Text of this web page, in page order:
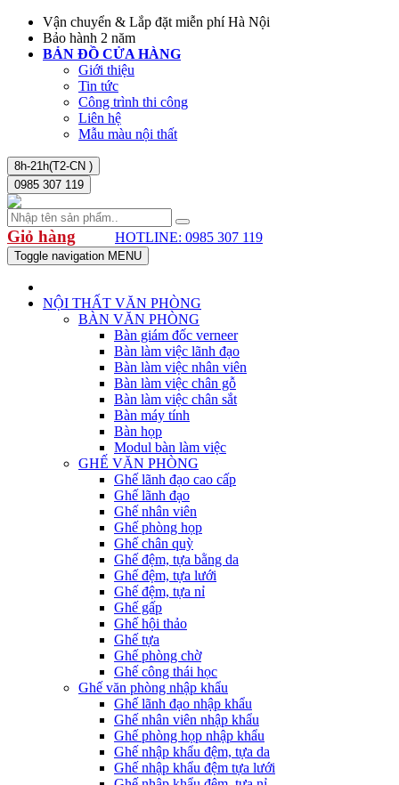
Vận chuyển & Lắp đặt miễn phí Hà Nội
Bảo hành 2 năm
BẢN ĐỒ CỬA HÀNG
Giới thiệu
Tin tức
Công trình thi công
Liên hệ
Mẫu màu nội thất
8h-21h(T2-CN )
0985 307 119
Giỏ hàng HOTLINE: 0985 307 119
Toggle navigation MENU
NỘI THẤT VĂN PHÒNG
BÀN VĂN PHÒNG
Bàn giám đốc verneer
Bàn làm việc lãnh đạo
Bàn làm việc nhân viên
Bàn làm việc chân gỗ
Bàn làm việc chân sắt
Bàn máy tính
Bàn họp
Modul bàn làm việc
GHẾ VĂN PHÒNG
Ghế lãnh đạo cao cấp
Ghế lãnh đạo
Ghế nhân viên
Ghế phòng họp
Ghế chân quỳ
Ghế đệm, tựa bằng da
Ghế đệm, tựa lưới
Ghế đệm, tựa nỉ
Ghế gấp
Ghế hội thảo
Ghế tựa
Ghế phòng chờ
Ghế công thái học
Ghế văn phòng nhập khẩu
Ghế lãnh đạo nhập khẩu
Ghế nhân viên nhập khẩu
Ghế phòng họp nhập khẩu
Ghế nhập khẩu đệm, tựa da
Ghế nhập khẩu đệm tựa lưới